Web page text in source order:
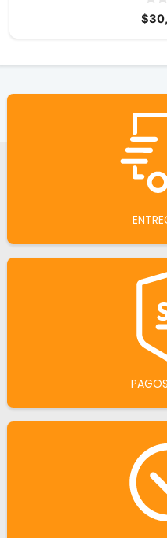
0
d
$